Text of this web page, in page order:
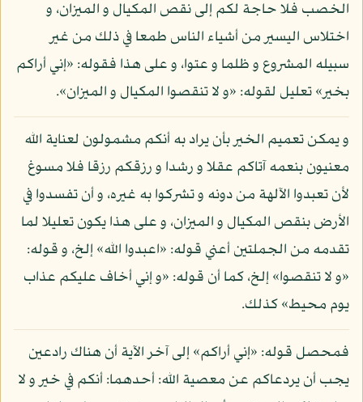
الخصب فلا حاجة لكم إلى نقص المكيال و الميزان، و
اختلاس اليسير من أشياء الناس طمعا في ذلك من غير
سبيله المشروع و ظلما و عتوا، و على هذا فقوله: «إني أراكم
بخير» تعليل لقوله: «و لا تنقصوا المكيال و الميزان».
و يمكن تعميم الخير بأن يراد به أنكم مشمولون لعناية الله
معنيون بنعمه آتاكم عقلا و رشدا و رزقكم رزقا فلا مسوغ
لأن تعبدوا الآلهة من دونه و تشركوا به غيره، و أن تفسدوا في
الأرض بنقص المكيال و الميزان، و على هذا يكون تعليلا لما
تقدمه من الجملتين أعني قوله: «اعبدوا الله» إلخ، و قوله:
«و لا تنقصوا» إلخ، كما أن قوله: «و إني أخاف عليكم عذاب
يوم محيط» كذلك.
فمحصل قوله: «إني أراكم» إلى آخر الآية أن هناك رادعين
يجب أن يردعاكم عن معصية الله: أحدهما: أنكم في خير و لا